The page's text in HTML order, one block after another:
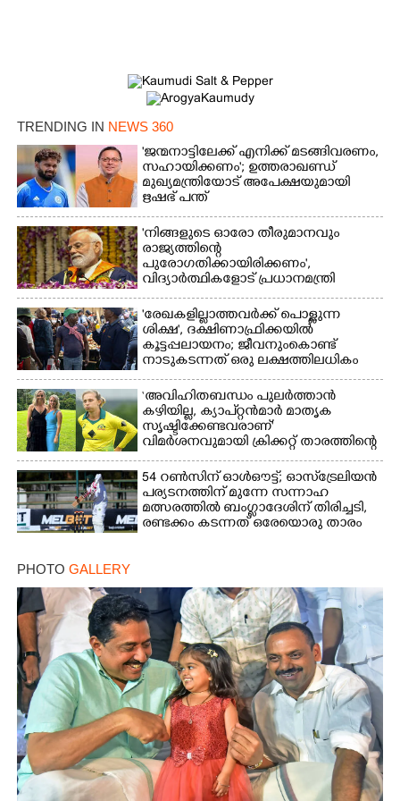
TRENDING IN NEWS 360
'ജന്മനാട്ടിലേക്ക് എനിക്ക് മടങ്ങിവരണം,
സഹായിക്കണം'; ഉത്തരാഖണ്ഡ്
മുഖ്യമന്ത്രിയോട് അപേക്ഷയുമായി
ഋഷഭ് പന്ത്
'നിങ്ങളുടെ ഓരോ തീരുമാനവും
രാജ്യത്തിന്റെ
പുരോഗതിക്കായിരിക്കണം',​
വിദ്യാർത്ഥികളോട് പ്രധാനമന്ത്രി
'രേഖകളില്ലാത്തവർക്ക് പൊള്ളുന്ന
ശിക്ഷ', ദക്ഷിണാഫ്രിക്കയിൽ
കൂട്ടപ്പലായനം; ജീവനുംകൊണ്ട്
നാടുകടന്നത് ഒരു ലക്ഷത്തിലധികം
പേർ
‘അവിഹിതബന്ധം പുലർത്താൻ
കഴിയില്ല,​ ക്യാപ്റ്റൻമാർ മാതൃക
സൃഷ്ടിക്കേണ്ടവരാണ്'
വിമർശനവുമായി ക്രിക്കറ്റ് താരത്തിന്റെ
ഭാര്യ
54 റൺസിന് ഓൾഔട്ട്; ഓസ്‌ട്രേലിയൻ
പര്യടനത്തിന് മുന്നേ സന്നാഹ
മത്സരത്തിൽ ബംഗ്ലാദേശിന് തിരിച്ചടി,
രണ്ടക്കം കടന്നത് ഒരേയൊരു താരം
PHOTO GALLERY